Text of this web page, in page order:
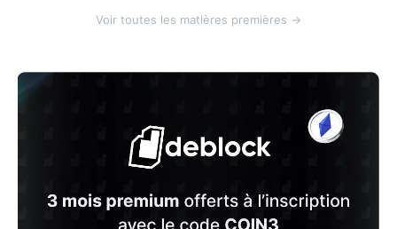
Voir toutes les matières premières →